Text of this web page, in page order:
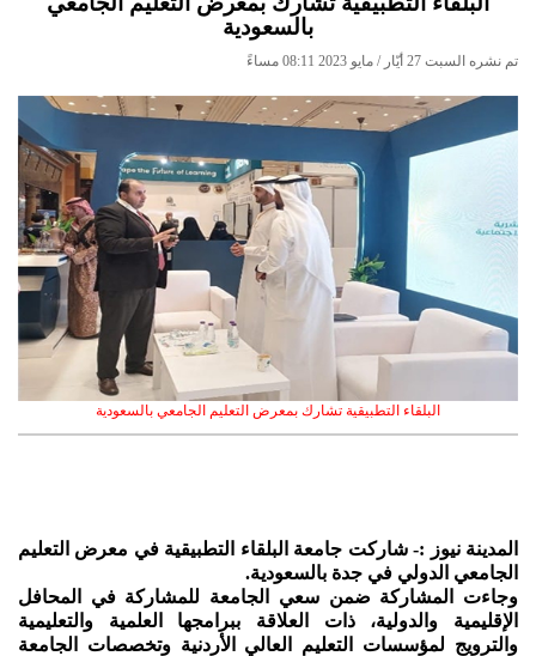
بالسعودية
تم نشره السبت 27 أيّار / مايو 2023 08:11 مساءً
البلقاء التطبيقية تشارك بمعرض التعليم الجامعي بالسعودية
المدينة نيوز :- شاركت جامعة البلقاء التطبيقية في معرض التعليم
الجامعي الدولي في جدة بالسعودية.
وجاءت المشاركة ضمن سعي الجامعة للمشاركة في المحافل
الإقليمية والدولية، ذات العلاقة ببرامجها العلمية والتعليمية
والترويج لمؤسسات التعليم العالي الأردنية وتخصصات الجامعة